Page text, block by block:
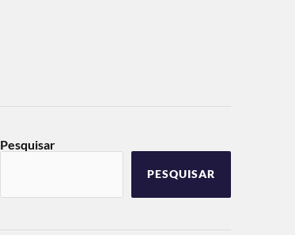
Pesquisar
PESQUISAR